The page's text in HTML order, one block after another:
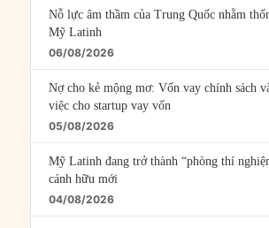
Nỗ lực âm thầm của Trung Quốc nhằm
Mỹ Latinh
06/08/2026
Nợ cho kẻ mộng mơ: Vốn vay chính sách
việc cho startup vay vốn
05/08/2026
Mỹ Latinh đang trở thành “phòng thí
cánh hữu mới
04/08/2026